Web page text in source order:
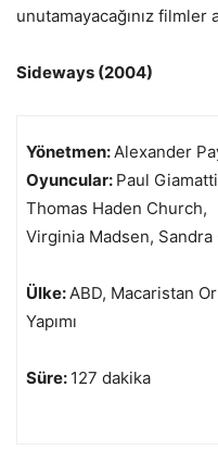
unutamayacağınız filmler
Sideways (2004)
Yönetmen:Alexander
Oyuncular: Paul
Thomas Haden Church,
Virginia Madsen, Sandra
Ülke:ABD, Macaristan
Yapımı
Süre: 127 dakika